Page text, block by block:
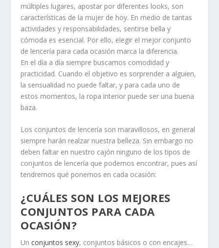
múltiples lugares, apostar por diferentes looks, son
características de la mujer de hoy. En medio de tantas
actividades y responsabilidades, sentirse bella y
cómoda es esencial. Por ello, elegir el mejor conjunto
de lencería para cada ocasión marca la diferencia.
En el día a día siempre buscamos comodidad y
practicidad. Cuando el objetivo es sorprender a alguien,
la sensualidad no puede faltar, y para cada uno de
estos momentos, la ropa interior puede ser una buena
baza.
Los conjuntos de lencería son maravillosos, en general
siempre harán realzar nuestra belleza. Sin embargo no
deben faltar en nuestro cajón ninguno de los tipos de
conjuntos de lencería que podemos encontrar, pues así
tendremos qué ponernos en cada ocasión:
¿CUÁLES SON LOS MEJORES
CONJUNTOS PARA CADA
OCASIÓN?
Unconjuntos sexy, conjuntos básicos o con encajes…